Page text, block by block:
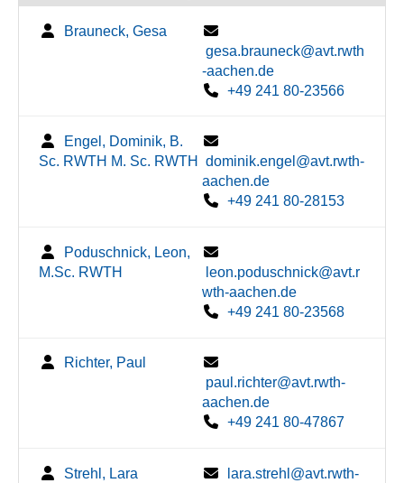
Brauneck, Gesa
gesa.brauneck@avt.rwth
-aachen.de
+49 241 80-23566
Engel, Dominik, B.
Sc. RWTH M. Sc. RWTH
dominik.engel@avt.rwth-
aachen.de
+49 241 80-28153
Poduschnick, Leon,
M.Sc. RWTH
leon.poduschnick@avt.r
wth-aachen.de
+49 241 80-23568
Richter, Paul
paul.richter@avt.rwth-
aachen.de
+49 241 80-47867
Strehl, Lara
lara.strehl@avt.rwth-